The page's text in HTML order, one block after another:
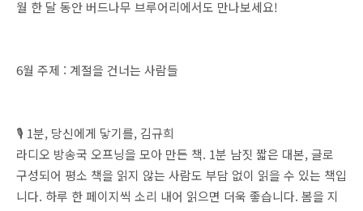
월 한 달 동안 버드나무 브루어리에서도 만나보세요!
6월 주제 : 계절을 건너는 사람들
🎙️ 1분, 당신에게 닿기를, 김규희
라디오 방송국 오프닝을 모아 만든 책. 1분 남짓 짧은 대본, 글로
구성되어 평소 책을 읽지 않는 사람도 부담 없이 읽을 수 있는 책입
니다. 하루 한 페이지씩 소리 내어 읽으면 더욱 좋습니다. 봄을 지